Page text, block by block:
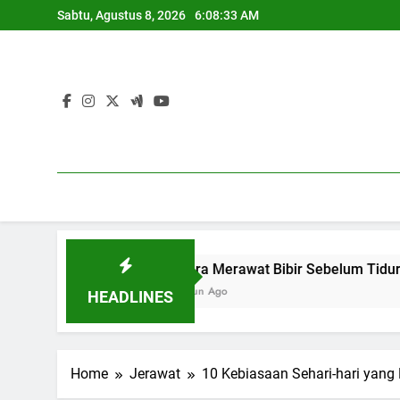
to
Sabtu, Agustus 8, 2026 6:08:34 AM
HEADLINES
5 Cara Merawat Bibir Sebelum Tidur
1 Tahun Ago
Home Jerawat 10 Kebiasaan Sehari-hari